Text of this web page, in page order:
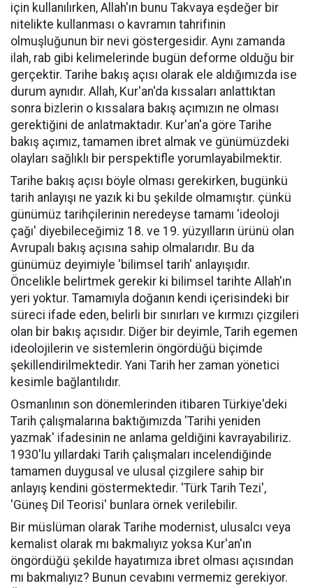
için kullanılırken, Allah'ın bunu Takvaya eşdeğer bir
nitelikte kullanması o kavramın tahrifinin
olmuşluğunun bir nevi göstergesidir. Aynı zamanda
ilah, rab gibi kelimelerinde bugün deforme olduğu bir
gerçektir. Tarihe bakış açısı olarak ele aldığımızda ise
durum aynıdır. Allah, Kur'an'da kıssaları anlattıktan
sonra bizlerin o kıssalara bakış açımızın ne olması
gerektiğini de anlatmaktadır. Kur'an'a göre Tarihe
bakış açımız, tamamen ibret almak ve günümüzdeki
olayları sağlıklı bir perspektifle yorumlayabilmektir.
Tarihe bakış açısı böyle olması gerekirken, bugünkü
tarih anlayışı ne yazık ki bu şekilde olmamıştır. çünkü
günümüz tarihçilerinin neredeyse tamamı 'ideoloji
çağı' diyebileceğimiz 18. ve 19. yüzyılların ürünü olan
Avrupalı bakış açısına sahip olmalarıdır. Bu da
günümüz deyimiyle 'bilimsel tarih' anlayışıdır.
Öncelikle belirtmek gerekir ki bilimsel tarihte Allah'ın
yeri yoktur. Tamamıyla doğanın kendi içerisindeki bir
süreci ifade eden, belirli bir sınırları ve kırmızı çizgileri
olan bir bakış açısıdır. Diğer bir deyimle, Tarih egemen
ideolojilerin ve sistemlerin öngördüğü biçimde
şekillendirilmektedir. Yani Tarih her zaman yönetici
kesimle bağlantılıdır.
Osmanlının son dönemlerinden itibaren Türkiye'deki
Tarih çalışmalarına baktığımızda 'Tarihi yeniden
yazmak' ifadesinin ne anlama geldiğini kavrayabiliriz.
1930'lu yıllardaki Tarih çalışmaları incelendiğinde
tamamen duygusal ve ulusal çizgilere sahip bir
anlayış kendini göstermektedir. 'Türk Tarih Tezi',
'Güneş Dil Teorisi' bunlara örnek verilebilir.
Bir müslüman olarak Tarihe modernist, ulusalcı veya
kemalist olarak mı bakmalıyız yoksa Kur'an'ın
öngördüğü şekilde hayatımıza ibret olması açısından
mı bakmalıyız? Bunun cevabını vermemiz gerekiyor.